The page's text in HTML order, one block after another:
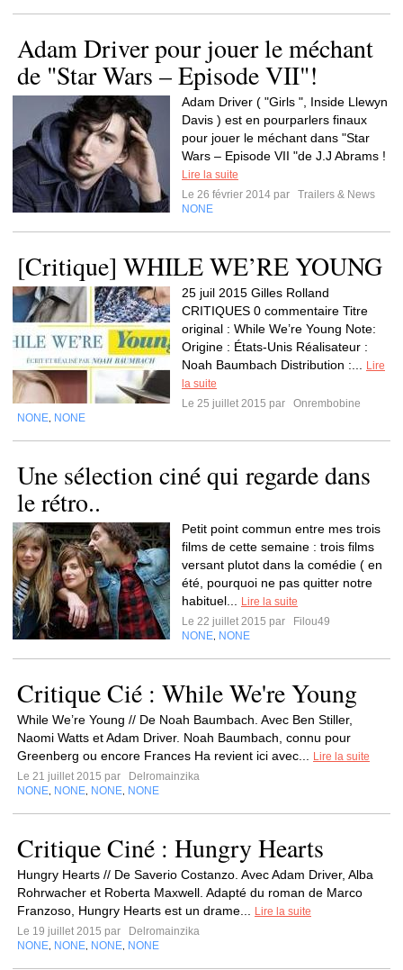
Adam Driver pour jouer le méchant
de "Star Wars – Episode VII"!
Adam Driver ( "Girls ", Inside Llewyn
Davis ) est en pourparlers finaux
pour jouer le méchant dans "Star
Wars – Episode VII "de J.J Abrams !
Lire la suite
Le 26 février 2014 par
Trailers & News
NONE
[Critique] WHILE WE’RE YOUNG
25 juil 2015 Gilles Rolland
CRITIQUES 0 commentaire Titre
original : While We’re Young Note:
Origine : États-Unis Réalisateur :
Noah Baumbach Distribution :...
Lire
la suite
Le 25 juillet 2015 par
Onrembobine
NONE NONE
Une sélection ciné qui regarde dans
le rétro..
Petit point commun entre mes trois
films de cette semaine : trois films
versant plutot dans la comédie ( en
été, pourquoi ne pas quitter notre
habituel...
Lire la suite
Le 22 juillet 2015 par
Filou49
NONE NONE
Critique Cié : While We're Young
While We’re Young // De Noah Baumbach. Avec Ben Stiller,
Naomi Watts et Adam Driver. Noah Baumbach, connu pour
Greenberg ou encore Frances Ha revient ici avec...
Lire la suite
Le 21 juillet 2015 par
Delromainzika
NONE NONE NONE NONE
Critique Ciné : Hungry Hearts
Hungry Hearts // De Saverio Costanzo. Avec Adam Driver, Alba
Rohrwacher et Roberta Maxwell. Adapté du roman de Marco
Franzoso, Hungry Hearts est un drame...
Lire la suite
Le 19 juillet 2015 par
Delromainzika
NONE NONE NONE NONE